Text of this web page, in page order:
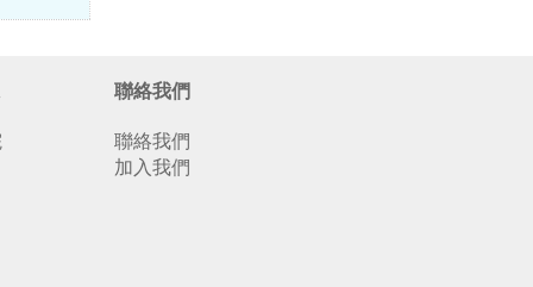
聯絡我們
聯絡我們
加入我們